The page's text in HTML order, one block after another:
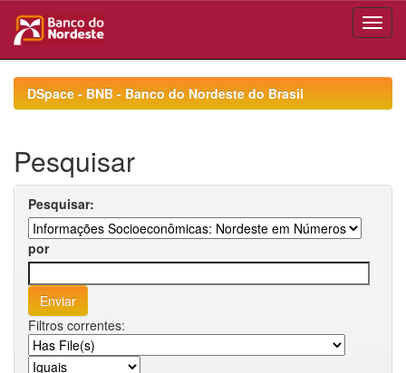
navigationDSpace - BNB - Banco do Nordeste do Brasil
Pesquisar
Pesquisar:
por
Filtros correntes: